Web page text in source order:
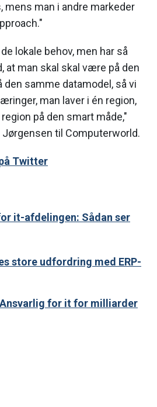
mens man i andre markeder
lokale behov, men har så
at man skal skal være på den
samme datamodel, så vi
man laver i én region,
på den smart måde,"
Jørgensen til Computerworld.
Twitter
it-afdelingen: Sådan ser
store udfordring med ERP-
for it for milliarder